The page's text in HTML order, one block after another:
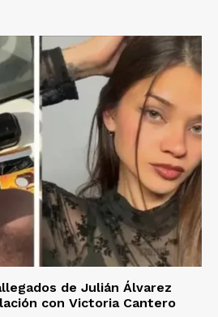
de Julián Álvarez
con Victoria Cantero